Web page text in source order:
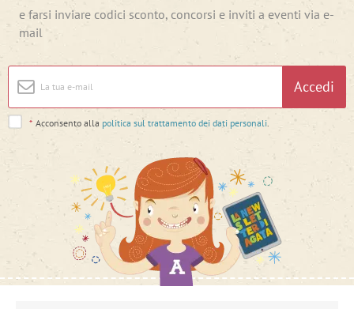
e farsi inviare codici sconto, concorsi e inviti a eventi via e-
mail
Accedi
* Acconsento alla politica sul trattamento dei dati personali